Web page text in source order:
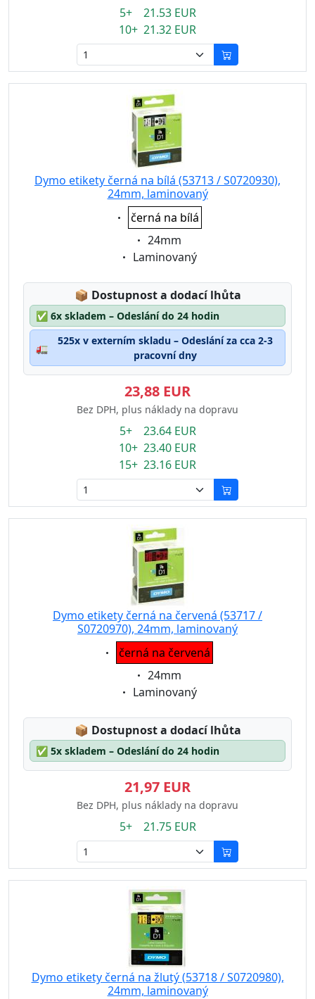
5+ 21.53 EUR
10+ 21.32 EUR
Dymo etikety černá na bílá (53713 / S0720930),
24mm, laminovaný
Eigenschaft:
černá na bílá
Eigenschaft:
24mm
Eigenschaft:
Laminovaný
📦 Lagerstatus:
Dostupnost a dodací lhůta
✅ 6x skladem – Odeslání do 24 hodin
🚛
525x v externím skladu – Odeslání za cca 2-3
pracovní dny
23,88 EUR
Bez DPH, plus náklady na dopravu
5+ 23.64 EUR
10+ 23.40 EUR
15+ 23.16 EUR
Dymo etikety černá na červená (53717 /
S0720970), 24mm, laminovaný
Eigenschaft:
černá na červená
Eigenschaft:
24mm
Eigenschaft:
Laminovaný
📦 Lagerstatus:
Dostupnost a dodací lhůta
✅ 5x skladem – Odeslání do 24 hodin
21,97 EUR
Bez DPH, plus náklady na dopravu
5+ 21.75 EUR
Dymo etikety černá na žlutý (53718 / S0720980),
24mm, laminovaný